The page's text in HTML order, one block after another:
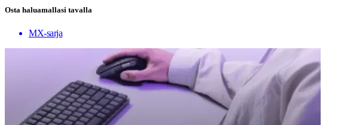
Osta haluamallasi tavalla
MX-sarja